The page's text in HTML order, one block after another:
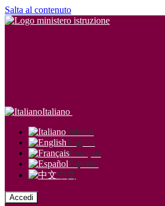
Salta al contenuto
Italiano
Italiano
English
Français
Español
中文
Accedi